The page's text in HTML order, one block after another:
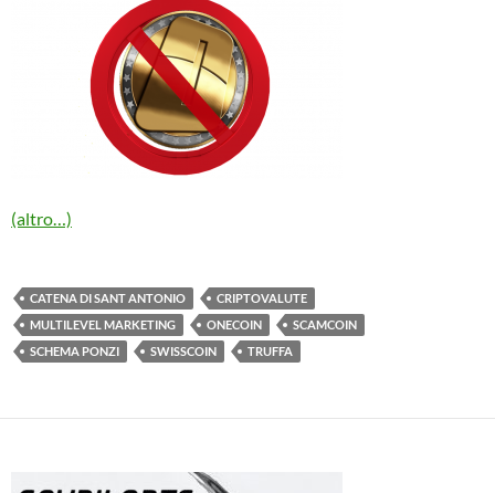
(altro…)
CATENA DI SANT ANTONIO
CRIPTOVALUTE
MULTILEVEL MARKETING
ONECOIN
SCAMCOIN
SCHEMA PONZI
SWISSCOIN TRUFFA